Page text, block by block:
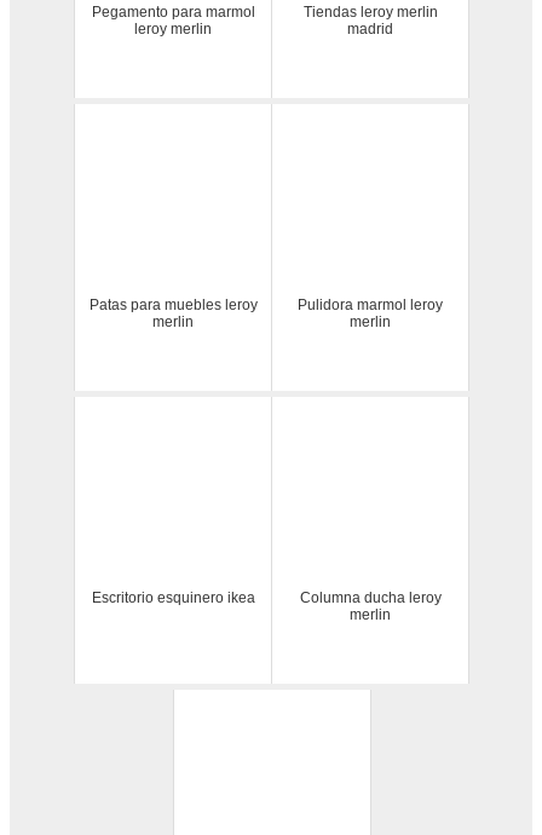
Pegamento para marmol
leroy merlin
Tiendas leroy merlin
madrid
Patas para muebles leroy
merlin
Pulidora marmol leroy
merlin
Escritorio esquinero ikea
Columna ducha leroy
merlin